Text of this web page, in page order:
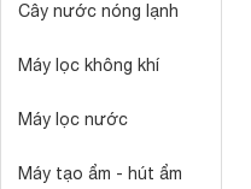
Cây nước nóng lạnh
Máy lọc không khí
Máy lọc nước
Máy tạo ẩm - hút ẩm